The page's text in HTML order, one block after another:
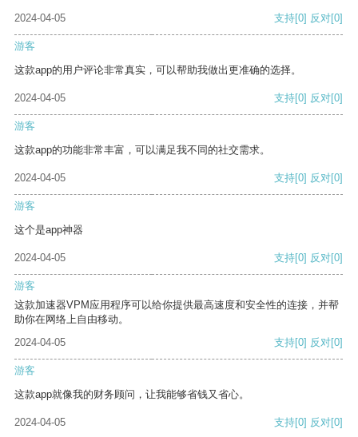
2024-04-05
支持[0] 反对[0]
游客
这款app的用户评论非常真实，可以帮助我做出更准确的选择。
2024-04-05 支持[0] 反对[0]
游客
这款app的功能非常丰富，可以满足我不同的社交需求。
2024-04-05 支持[0] 反对[0]
游客
这个是app神器
2024-04-05 支持[0] 反对[0]
游客
这款加速器VPM应用程序可以给你提供最高速度和安全性的连接，并帮
助你在网络上自由移动。
2024-04-05
支持[0] 反对[0]
游客
这款app就像我的财务顾问，让我能够省钱又省心。
2024-04-05 支持[0] 反对[0]